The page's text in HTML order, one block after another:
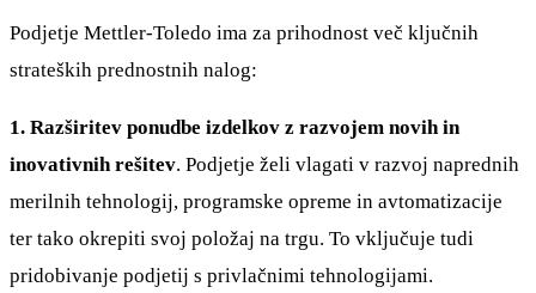
Podjetje Mettler-Toledo ima za prihodnost več ključnih
strateških prednostnih nalog:
1. Razširitev ponudbe izdelkov z razvojem novih in
inovativnih rešitev. Podjetje želi vlagati v razvoj naprednih
merilnih tehnologij, programske opreme in avtomatizacije
ter tako okrepiti svoj položaj na trgu. To vključuje tudi
pridobivanje podjetij s privlačnimi tehnologijami.